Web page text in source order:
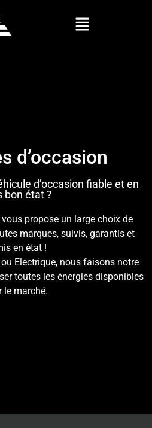
d’occasion
d’occasion fiable et en
bon état ?
propose un large choix de
marques, suivis, garantis et
en état !
Electrique, nous faisons notre
toutes les énergies disponibles
le marché.